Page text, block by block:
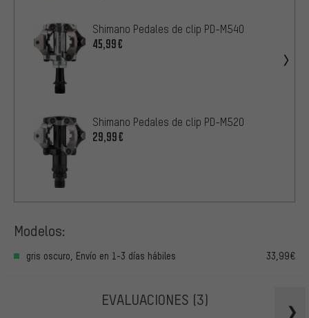
Shimano Pedales de clip PD-M540
45,99€
Shimano Pedales de clip PD-M520
29,99€
Modelos:
gris oscuro, Envío en 1-3 días hábiles 33,99€
EVALUACIONES (3)